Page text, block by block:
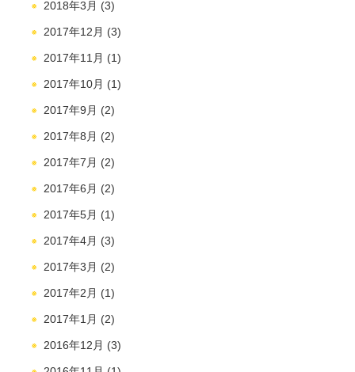
2018年3月 (3)
2017年12月 (3)
2017年11月 (1)
2017年10月 (1)
2017年9月 (2)
2017年8月 (2)
2017年7月 (2)
2017年6月 (2)
2017年5月 (1)
2017年4月 (3)
2017年3月 (2)
2017年2月 (1)
2017年1月 (2)
2016年12月 (3)